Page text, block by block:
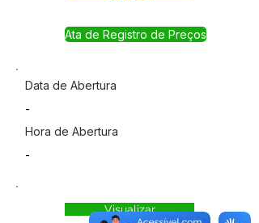
Ata de Registro de Preços
Data de Abertura
-
Hora de Abertura
-
Visualizar